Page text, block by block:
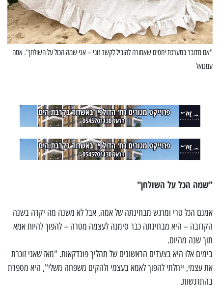
"אם מדובר במערכת יחסים שאמורה להוביל לקשר זוגי – אני שמה הכול על השולחן". אמה
עמנואל
"שמה הכל על השולחן"
אמנם הכל טרי ומרגש מבחינתה של אמה, אבל לא משנה מה יקרה בשנה
הקרובה – היא מבחינתה כבר סימנה לעצמה מטרה – להפוך להיות אמא
תוך שנה מהיום.
בימים אלו היא בצעדים הראשונים של תהליך פונדקאות. "מאז שאני זוכרת
את עצמי, ייחלתי להפוך לאמא בעצמי ולהקים משפחה משלי", היא מספרת
בהתרגשות.